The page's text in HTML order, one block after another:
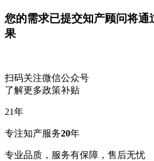
您的需求已提交知产顾问将通
果
扫码关注微信公众号
了解更多政策补贴
21年
专注知产服务20年
专业品质，服务有保障，售后无忧